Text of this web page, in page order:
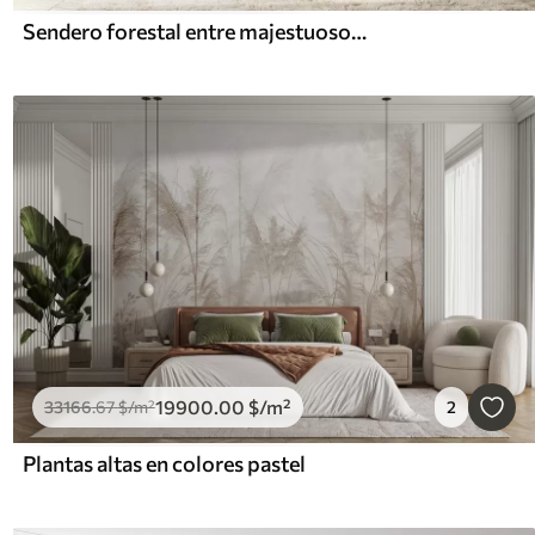
Sendero forestal entre majestuosos árboles en estilo acuarela
33166.67$/m²19900.00 $/m² 2
Plantas altas en colores pastel